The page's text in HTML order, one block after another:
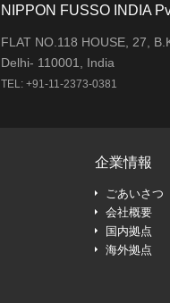
NIPPON FUSSO INDIA
FLAT NO.118 HOUSE, 27,
Delhi- 110001, India
TEL: +91-11-2373-0381
企業情報
ごあいさつ
会社概要
国内拠点
海外拠点